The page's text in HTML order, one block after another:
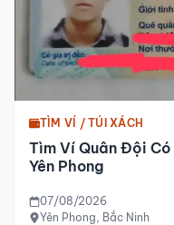
TÌM VÍ / TÚI XÁCH
Tìm Ví Quân Đội
Yên Phong
07/08/2026
Yên Phong, Bắc Ninh